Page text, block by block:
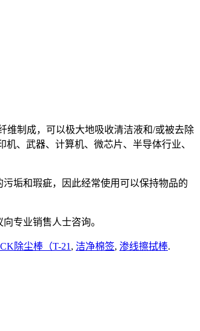
维制成，可以极大地吸收清洁液和/或被去除
、武器、计算机、微芯片、半导体行业、
垢和瑕疵，因此经常使用可以保持物品的
专业销售人士咨询。
除尘棒（T-21 , 洁净棉签, 渗线擦拭棒.